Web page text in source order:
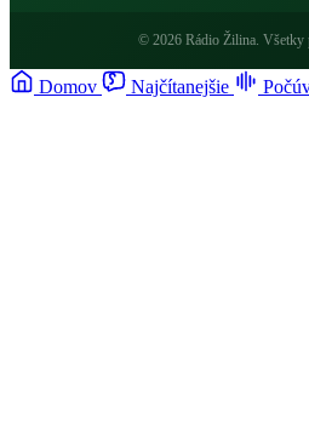
© 2026 Rádio Žilina. Všetky
Domov Najčítanejšie